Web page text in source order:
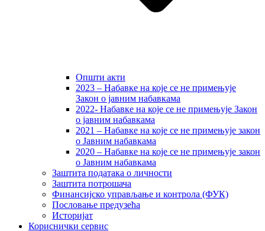
Општи акти
2023 – Набавке на које се не примењује
Закон о јавним набавкама
2022- Набавке на које се не примењује Закон
о јавним набавкама
2021 – Набавке на које се не примењује закон
о Јавним набавкама
2020 – Набавке на које се не примењује закон
о Јавним набавкама
Заштита података о личности
Заштита потрошача
Финансијско управљање и контрола (ФУК)
Пословање предузећа
Историјат
Кориснички сервис